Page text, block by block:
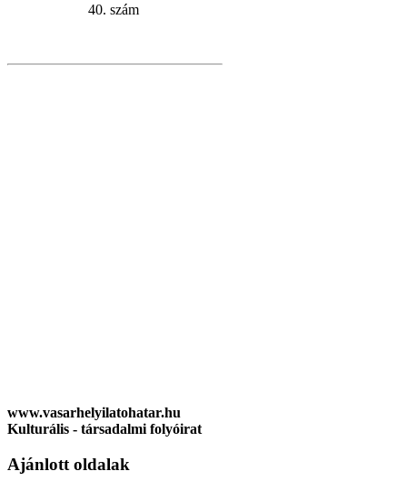
40. szám
www.vasarhelyilatohatar.hu
Kulturális - társadalmi folyóirat
Ajánlott oldalak